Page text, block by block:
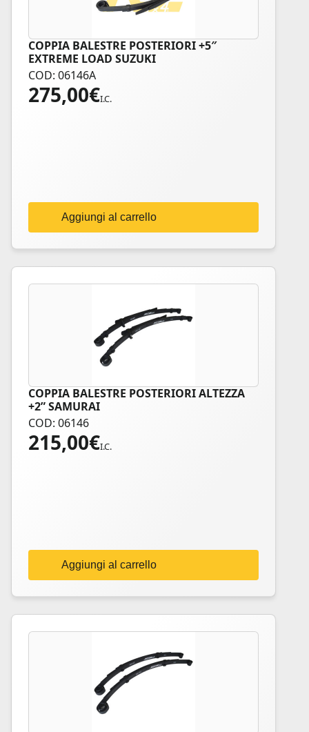
COPPIA BALESTRE POSTERIORI +5″
EXTREME LOAD SUZUKI
COD: 06146A
275,00€I.C.
Aggiungi al carrello
COPPIA BALESTRE POSTERIORI ALTEZZA
+2” SAMURAI
COD: 06146
215,00€I.C.
Aggiungi al carrello